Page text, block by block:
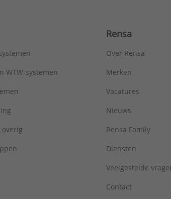
WTW-systemen
Rensa
Over Rensa
Merken
Vacatures
Nieuws
Rensa Family
Diensten
Veelgestelde
Contact